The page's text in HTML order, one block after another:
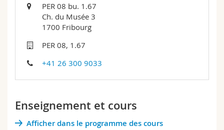
PER 08 bu. 1.67
Ch. du Musée 3
1700 Fribourg
PER 08, 1.67
+41 26 300 9033
Enseignement et cours
Afficher dans le programme des cours